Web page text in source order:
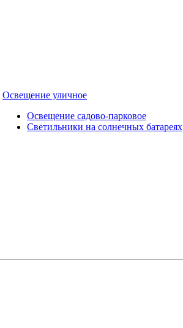
Освещение уличное
Освещение садово-парковое
Светильники на солнечных батареях